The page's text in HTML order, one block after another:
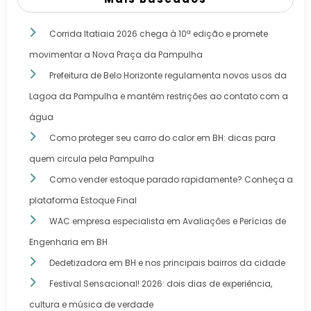
Corrida Itatiaia 2026 chega à 10ª edição e promete
movimentar a Nova Praça da Pampulha
Prefeitura de Belo Horizonte regulamenta novos usos da
Lagoa da Pampulha e mantém restrições ao contato com a
água
Como proteger seu carro do calor em BH: dicas para
quem circula pela Pampulha
Como vender estoque parado rapidamente? Conheça a
plataforma Estoque Final
WAC empresa especialista em Avaliações e Perícias de
Engenharia em BH
Dedetizadora em BH e nos principais bairros da cidade
Festival Sensacional! 2026: dois dias de experiência,
cultura e música de verdade